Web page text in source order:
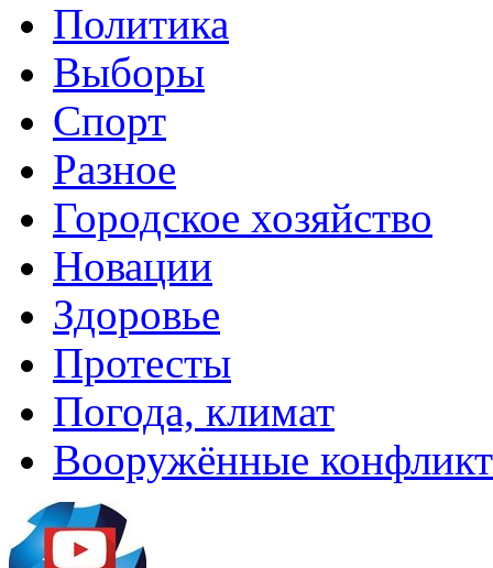
Политика
Выборы
Спорт
Разное
Городское хозяйство
Новации
Здоровье
Протесты
Погода, климат
Вооружённые